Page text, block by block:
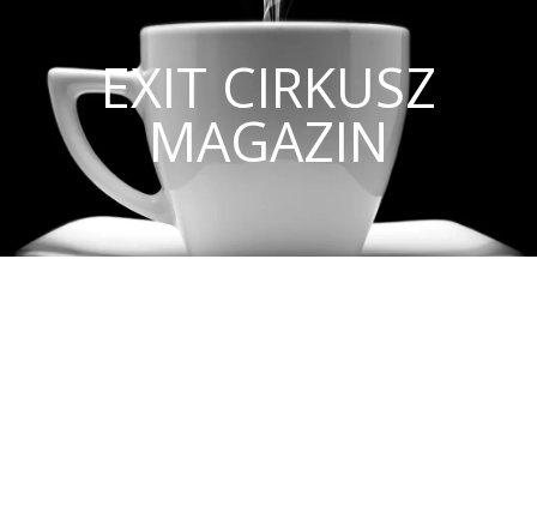
EXIT CIRKUSZ
MAGAZIN